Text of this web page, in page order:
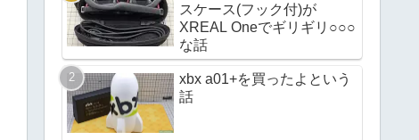
スケース(フック付)が
XREAL Oneでギリギリ○○○
な話
xbx a01+を買ったよという
話